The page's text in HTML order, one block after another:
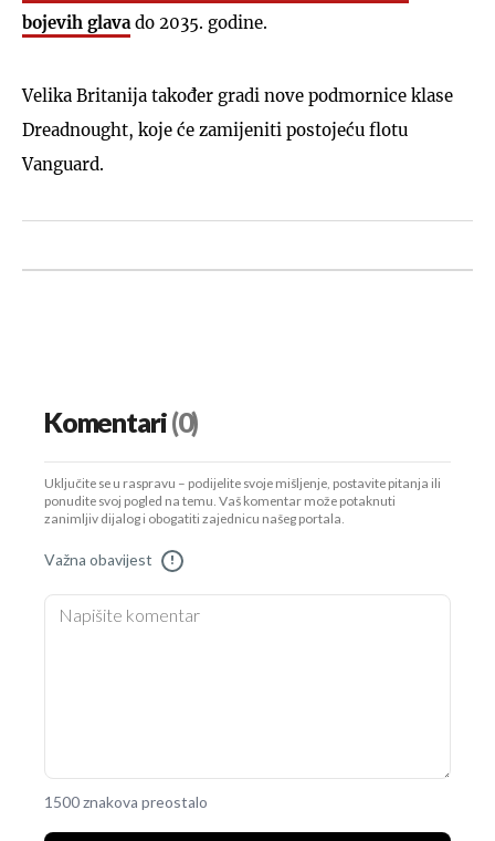
bojevih glava do 2035. godine.
Velika Britanija također gradi nove podmornice klase
Dreadnought, koje će zamijeniti postojeću flotu
Vanguard.
Komentari(0)
Uključite se u raspravu – podijelite svoje mišljenje, postavite pitanja ili
ponudite svoj pogled na temu. Vaš komentar može potaknuti
zanimljiv dijalog i obogatiti zajednicu našeg portala.
Važna obavijest !
1500 znakova preostalo